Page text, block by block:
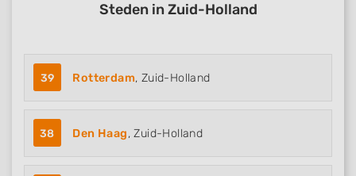
Steden in Zuid-Holland
39 Rotterdam, Zuid-Holland
38 Den Haag, Zuid-Holland